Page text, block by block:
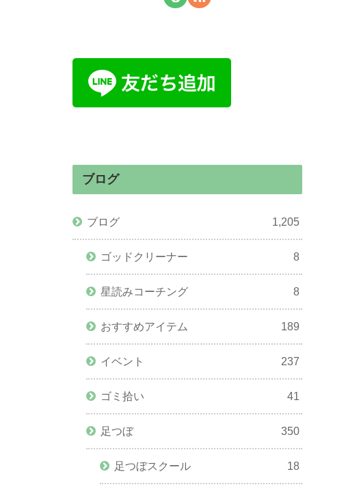
ブログ
ブログ 1,205
ゴッドクリーナー 8
星読みコーチング 8
おすすめアイテム 189
イベント 237
ゴミ拾い 41
足つぼ 350
足つぼスクール 18